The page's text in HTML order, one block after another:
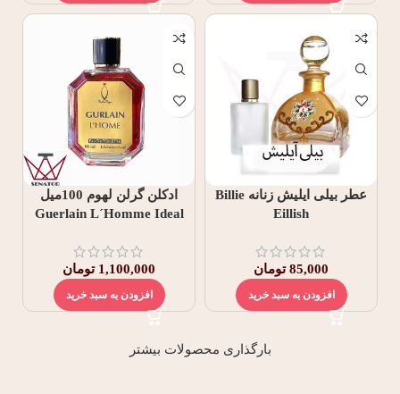
عطر بیلی ایلیش زنانه Billie
Eillish
85,000 تومان
افزودن به سبد خرید
ادکلن گرلن لهوم 100میل
Guerlain L´Homme Ideal
1,100,000 تومان
افزودن به سبد خرید
بارگذاری محصولات بیشتر